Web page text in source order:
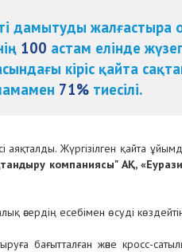
дамытуды жалғастыра
100 астам елінде
кіріс қайта
71% тиесілі.
Жүргізілген қайта
компаниясы" АҚ,
әсердің есебімен өсуді
бағытталған және кросс-